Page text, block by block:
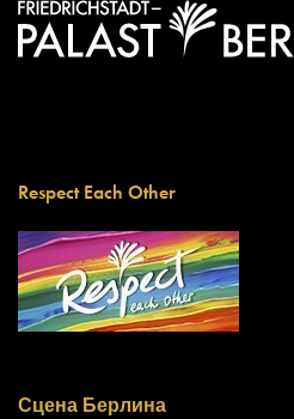
Respect Each Other
Сцена Берлина